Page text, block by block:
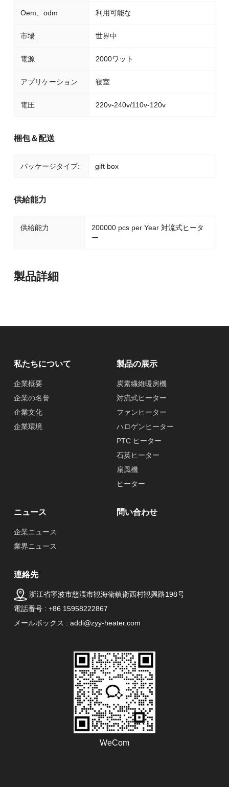
Oem、odm 利用可能な
市場 世界中
電源 2000ワット
アプリケーション 寝室
電圧 220v-240v/110v-120v
梱包＆配送
パッケージタイプ: gift box
供給能力
供給能力
200000 pcs per Year 対流式ヒータ
ー
製品詳細
私たちについて
企業概要
企業の名誉
企業文化
企業環境
製品の展示
炭素繊維暖房機
対流式ヒーター
ファンヒーター
ハロゲンヒーター
PTC ヒーター
石英ヒーター
扇風機
ヒーター
ニュース
企業ニュース
業界ニュース
問い合わせ
連絡先
浙江省寧波市慈渓市観海衛鎮衛西村観興路198号
電話番号 : +86 15958222867
メールボックス : addi@zyy-heater.com
WeCom